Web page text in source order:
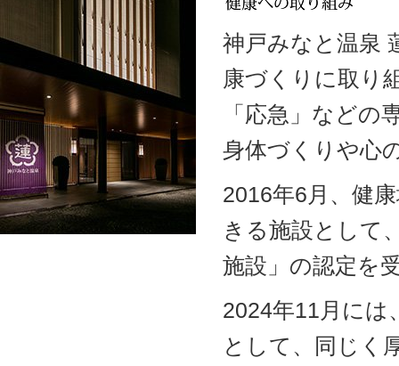
神戸みなと温泉
康づくりに取り
「応急」など
身体づくりや心
2016年6月、健
きる施設として
施設」の認定を
2024年11月には
として、同じく